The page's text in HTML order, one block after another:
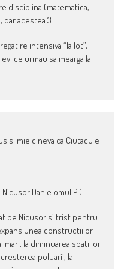
disciplina (matematica,
dar acestea 3
intensiva “la lot”,
ce urmau sa mearga la
si mie cineva ca Ciutacu e
Dan e omul PDL.
pe Nicusor si trist pentru
constructiilor
mari, la diminuarea spatiilor
poluarii, la